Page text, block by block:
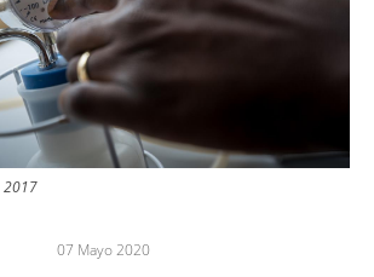
2017
07 Mayo 2020